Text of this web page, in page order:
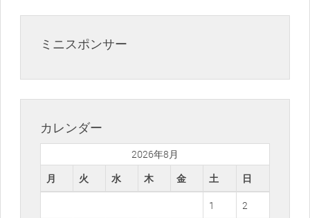
ミニスポンサー
カレンダー
2026年8月
月
火 水 木 金 土 日
1
2